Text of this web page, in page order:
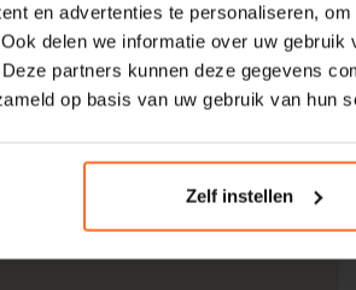
en advertenties te personaliseren,
delen we informatie over uw
partners kunnen deze gegevens
op basis van uw gebruik van hun
Zelf instellen
thuisgeleverd met DHL.
voor slechts € 4,95 of op eigen
u ook gratis retourneren.